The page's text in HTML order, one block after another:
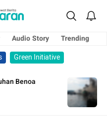
Audio Story
Trending
Green Initiative
Benoa